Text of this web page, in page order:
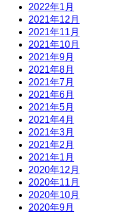
2022年1月
2021年12月
2021年11月
2021年10月
2021年9月
2021年8月
2021年7月
2021年6月
2021年5月
2021年4月
2021年3月
2021年2月
2021年1月
2020年12月
2020年11月
2020年10月
2020年9月